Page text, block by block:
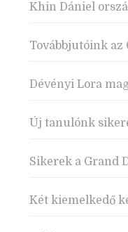
Khin Dániel
Továbbjutóink az
Dévényi Lora
Új tanulónk
Sikerek a Grand
Két kiemelkedő